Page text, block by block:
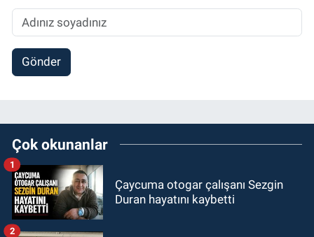
Gönder
Çok okunanlar
Çaycuma otogar çalışanı Sezgin
Duran hayatını kaybetti
1
2